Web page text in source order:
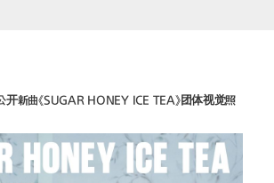
新曲《SUGAR HONEY ICE TEA》团体视觉照